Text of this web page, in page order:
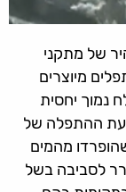
של מתקני
מהמים המותפלים מיוצרים
נמוך יחסית
ההתפלה של
מהמים
לסביבה בשל